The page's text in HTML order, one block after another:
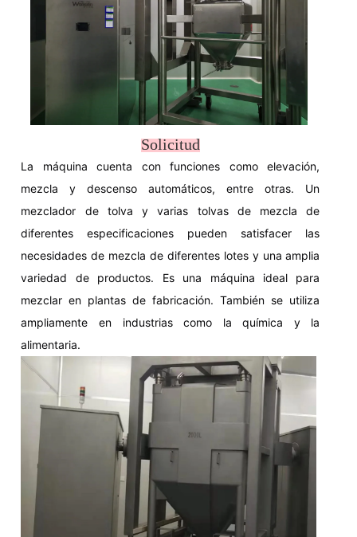
Solicitud
La máquina cuenta con funciones como elevación,
mezcla y descenso automáticos, entre otras. Un
mezclador de tolva y varias tolvas de mezcla de
diferentes especificaciones pueden satisfacer las
necesidades de mezcla de diferentes lotes y una amplia
variedad de productos. Es una máquina ideal para
mezclar en plantas de fabricación. También se utiliza
ampliamente en industrias como la química y la
alimentaria.